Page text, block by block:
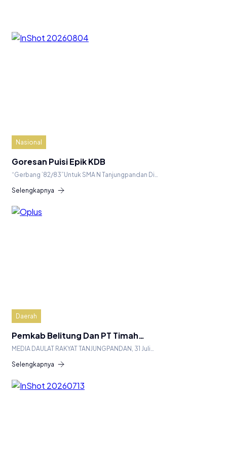
Nasional
Goresan Puisi Epik KDB
“Gerbang ’82/83”Untuk SMA N Tanjungpandan Di…
Selengkapnya
Daerah
Pemkab Belitung Dan PT Timah…
MEDIA DAULAT RAKYAT TANJUNGPANDAN, 31 Juli…
Selengkapnya